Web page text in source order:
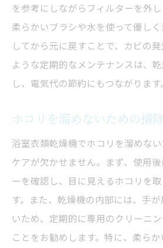
防カビ効果のある掃除術
簡単にできるカビ防止対
浴室乾燥機をカビから守
毎日できる簡単掃除習慣
乾燥機を常に清潔に保つ
日々のお手入れでカビ防
手早くできるクリーニン
乾燥機の効果を持続させ
普段の掃除で乾燥機を長
を参考にしながらフィルターを外
柔らかいブラシや水を使って優し
してから元に戻すことで、カビの
ような定期的なメンテナンスは、
し、電気代の節約にもつながります。
ホコリを溜めないための掃
浴室衣類乾燥機でホコリを溜めな
ケアが欠かせません。まず、使用
ーを確認し、目に見えるホコリを
す。また、乾燥機の内部には、手
いため、定期的に専用のクリーニ
ことをお勧めします。特に、柔ら